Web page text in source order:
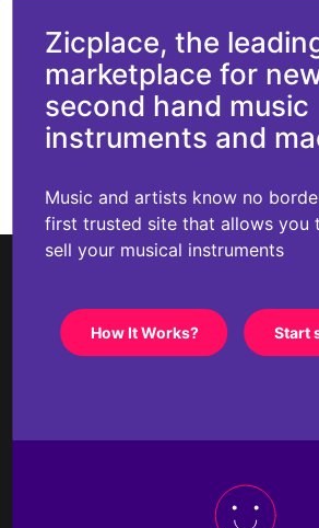
Zicplace, the
marketplace for
second hand music
instruments and
Music and artists know no
first trusted site that allows you
sell your musical instruments
How It Works? Start